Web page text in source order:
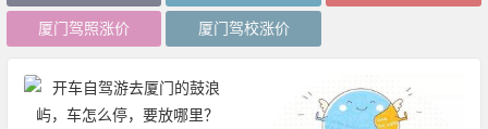
厦门驾照涨价 厦门驾校涨价